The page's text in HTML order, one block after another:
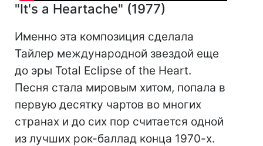
"It's a Heartache" (1977)
Именно эта композиция сделала
Тайлер международной звездой еще
до эры Total Eclipse of the Heart.
Песня стала мировым хитом, попала в
первую десятку чартов во многих
странах и до сих пор считается одной
из лучших рок-баллад конца 1970-х.